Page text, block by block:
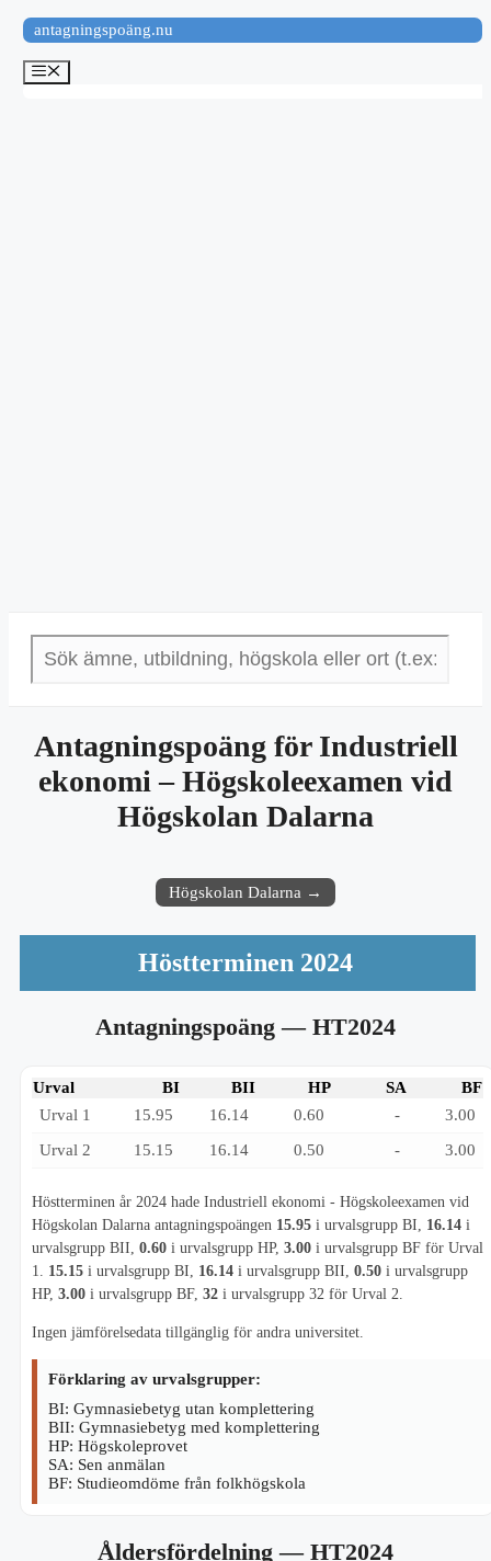
Hoppa
till
innehåll
antagningspoäng.nu
Meny
Antagningspoäng för Industriell
ekonomi – Högskoleexamen vid
Högskolan Dalarna
Högskolan Dalarna →
Höstterminen 2024
Antagningspoäng— HT2024
Urval BI BII HP SA
BF
Urval 1
15.95 16.14 0.60 -
3.00
Urval 2
15.15 16.14 0.50 - 3.00
Höstterminen år 2024 hade Industriell ekonomi - Högskoleexamen vid
Högskolan Dalarna antagningspoängen 15.95 i urvalsgrupp BI, 16.14 i
urvalsgrupp BII, 0.60 i urvalsgrupp HP, 3.00 i urvalsgrupp BF för Urval
1. 15.15 i urvalsgrupp BI, 16.14 i urvalsgrupp BII, 0.50 i urvalsgrupp
HP, 3.00 i urvalsgrupp BF, 32 i urvalsgrupp 32 för Urval 2.
Ingen jämförelsedata tillgänglig för andra universitet.
Förklaring av urvalsgrupper:
BI: Gymnasiebetyg utan komplettering
BII: Gymnasiebetyg med komplettering
HP: Högskoleprovet
SA: Sen anmälan
BF: Studieomdöme från folkhögskola
Åldersfördelning— HT2024